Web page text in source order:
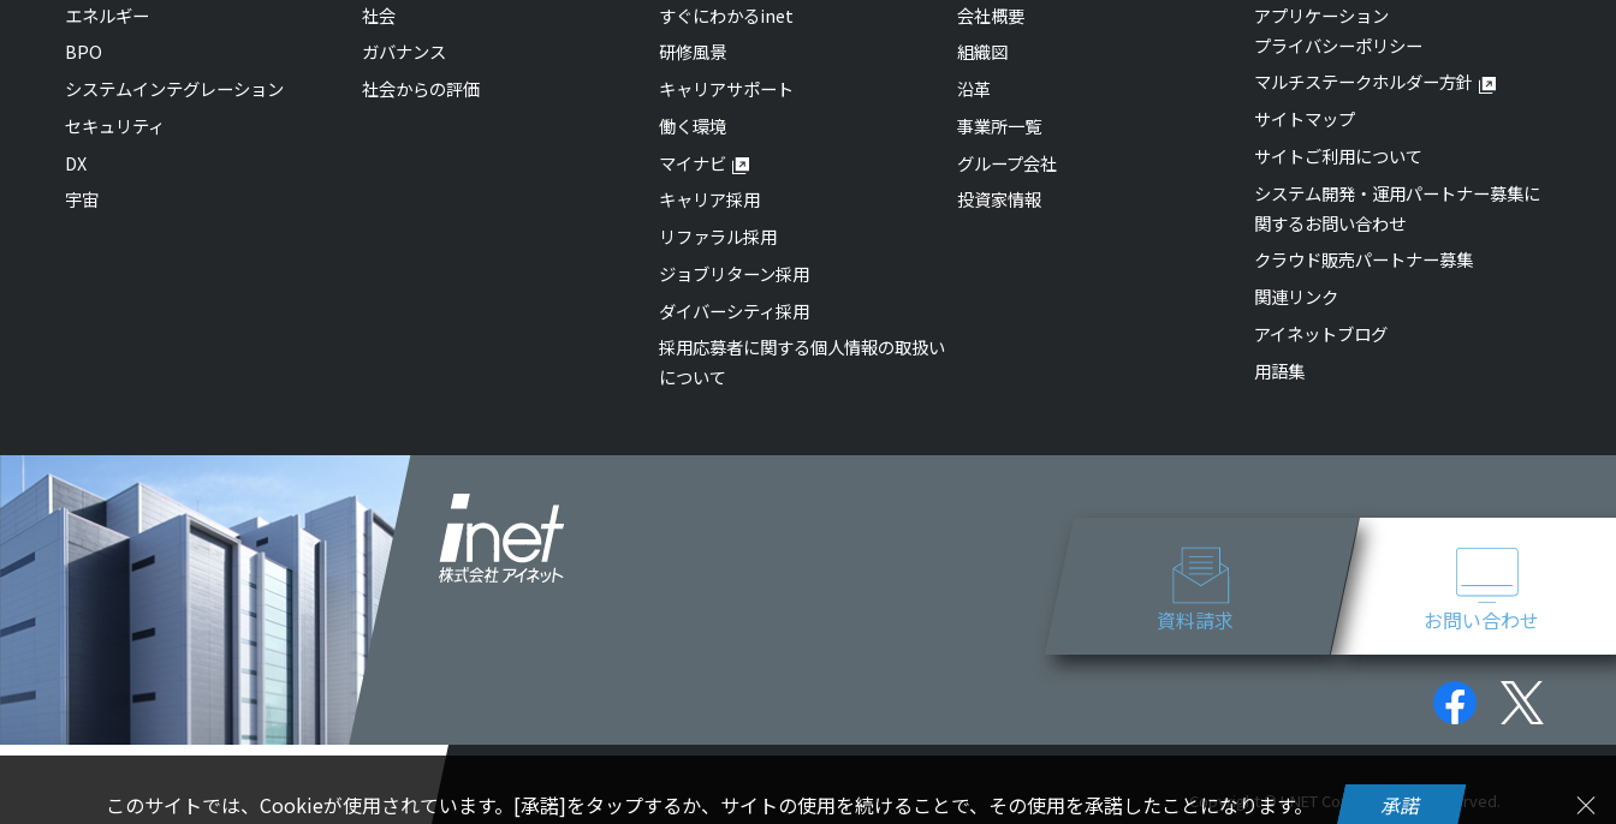
エネルギー
BPO
システムインテグレーション
セキュリティ
DX
宇宙
社会
ガバナンス
社会からの評価
すぐにわかるinet
研修風景
キャリアサポート
働く環境
マイナビ
キャリア採用
リファラル採用
ジョブリターン採用
ダイバーシティ採用
採用応募者に関する個人情報の取扱い
について
会社概要
組織図
沿革
事業所一覧
グループ会社
投資家情報
アプリケーション
プライバシーポリシー
マルチステークホルダー方針
サイトマップ
サイトご利用について
システム開発・運用パートナー募集に
関するお問い合わせ
クラウド販売パートナー募集
関連リンク
アイネットブログ
用語集
資料請求 お問い合わせ
Copyright © I-NET Corp. All rights reserved.
このサイトでは、Cookieが使用されています。[承諾]をタップするか、サイトの使用を続けることで、その使用を承諾したことになります。 承諾